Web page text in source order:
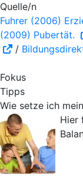
Quelle/n
Fuhrer (2006)
(2009) Pubertät.
/
Fokus
Tipps
Wie setze ich
Hier